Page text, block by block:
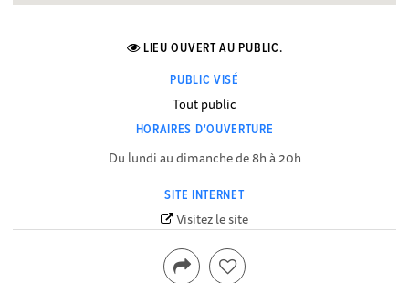
LIEU OUVERT AU PUBLIC.
PUBLIC VISÉ
Tout public
HORAIRES D'OUVERTURE
Du lundi au dimanche de 8h à 20h
SITE INTERNET
Visitez le site